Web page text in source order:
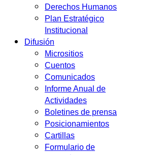
Derechos Humanos
Plan Estratégico
Institucional
Difusión
Micrositios
Cuentos
Comunicados
Informe Anual de
Actividades
Boletines de prensa
Posicionamientos
Cartillas
Formulario de